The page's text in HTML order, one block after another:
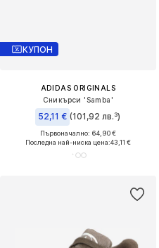
КУПОН
ADIDAS ORIGINALS
Сникърси 'Samba'
52,11 € (101,92 лв.³)
Първоначално: 64,90 €
Последна най-ниска цена:43,11 €